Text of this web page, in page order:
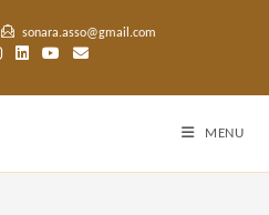
sonara.asso@gmail.com
MENU